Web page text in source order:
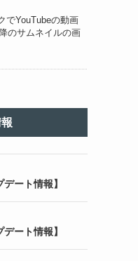
でYouTubeの動画
のサムネイルの画
ート情報】
ート情報】